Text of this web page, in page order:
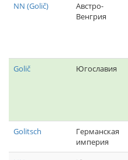
NN (Golič)
Австро-
Венгрия
Golič
Югославия
Golitsch
Германская
империя